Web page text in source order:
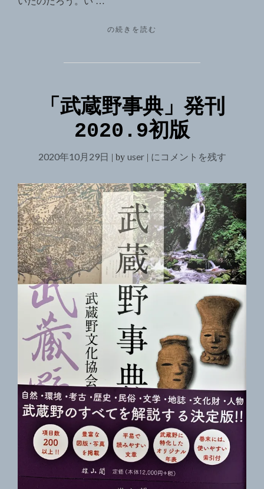
"IPHONE12
の続きを読む
「武蔵野事典」発刊
2020.9初版
2020年10月29日 | by user| 「武
野
事
典」
発
刊
2020.9
にコメントを残す